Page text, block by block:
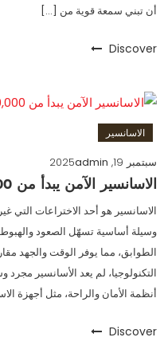
أن تبني سمعة قوية من […]
Discover
الاسانسير
سبتمبر 19, 2025
admin
الاسانسير الآمن يبدأ من 170,000 جنيه | هاي ليفت ايجيبت
الاسانسير هو أحد الاختراعات التي
وسيلة أساسية تسهّل الصعود
الطوابق، مما يوفر الوقت والجهد
التكنولوجيا، لم يعد الأسانسير
أنظمة الأمان والراحة، مثل أجهزة
Discover